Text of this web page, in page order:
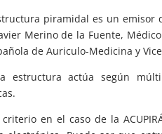
piramidal es un emisor
Merino de la Fuente,
de Auriculo-Medicina y
estructura actúa según
en el caso de la